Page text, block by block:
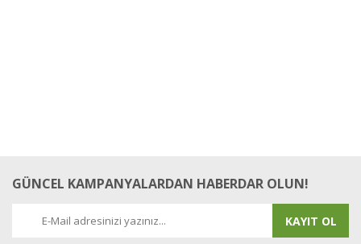
GÜNCEL KAMPANYALARDAN HABERDAR OLUN!
KAYIT OL